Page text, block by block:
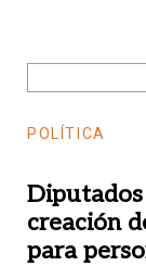
POLÍTICA
creación
para